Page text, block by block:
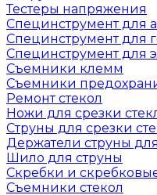
Тестеры напряжения
Специнструмент для
Специнструмент для
Специнструмент для
Съемники клемм
Съемники
Ремонт стекол
Ножи для срезки
Струны для срезки
Держатели струны
Шило для струны
Скребки и
Съемники стекол